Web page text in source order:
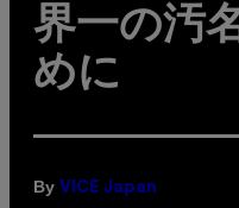
界一の汚
めに
By VICE Japan